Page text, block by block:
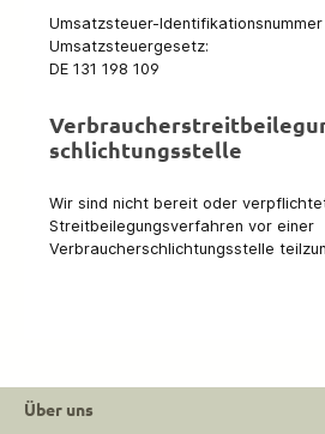
Umsatzsteuer-
Umsatzsteuergesetz:
DE 131 198 109
schlichtungs­stelle
Wir sind nicht bereit oder
Streitbeilegungsverfahren vor einer
Verbraucherschlichtungsstelle
Über uns